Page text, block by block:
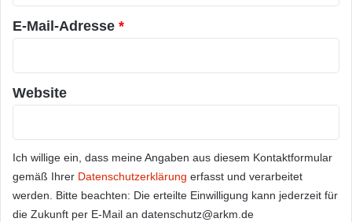
E-Mail-Adresse *
Website
Ich willige ein, dass meine Angaben aus diesem Kontaktformular
gemäß Ihrer Datenschutzerklärung erfasst und verarbeitet
werden. Bitte beachten: Die erteilte Einwilligung kann jederzeit für
die Zukunft per E-Mail an datenschutz@arkm.de